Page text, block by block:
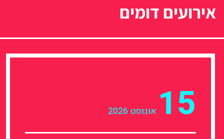
אירועים דומים
15 אוגוסט 2026